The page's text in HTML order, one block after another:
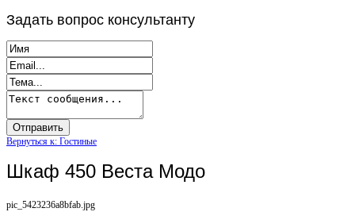
Задать вопрос консультанту
Вернуться к: Гостиные
Шкаф 450 Веста Модо
pic_5423236a8bfab.jpg